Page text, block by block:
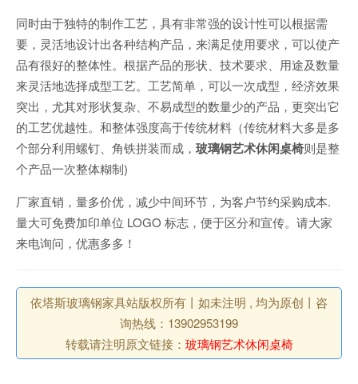
同时由于独特的制作工艺，具有非常强的设计性可以根据需
要，灵活地设计出各种结构产品，来满足使用要求，可以使产
品有很好的整体性。根据产品的形状、技术要求、用途及数量
来灵活地选择成型工艺。工艺简单，可以一次成型，经济效果
突出，尤其对形状复杂、不易成型的数量少的产品，更突出它
的工艺优越性。和整体强度高于传统材料（传统材料大多是多
个部分利用螺钉、角铁拼装而成， 玻璃钢艺术休闲桌椅则是整
个产品一次整体糊制)
厂家直销，量多价优，减少中间环节，为客户节约采购成本.
量大可免费加印单位 LOGO 标志，便于区分和宣传。请大家
来电询问，优惠多多！
依塔斯玻璃钢家具站版权所有丨如未注明 , 均为原创丨咨
询热线：13902953199
转载请注明原文链接： 玻璃钢艺术休闲桌椅